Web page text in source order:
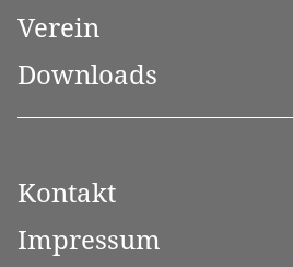
Verein
Downloads
Kontakt
Impressum